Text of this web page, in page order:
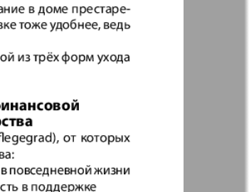
Еврейская
панорама
Жизнь женщины